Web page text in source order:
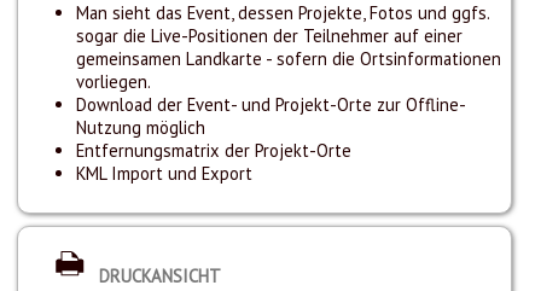
Man sieht das Event, dessen Projekte, Fotos und ggfs.
sogar die Live-Positionen der Teilnehmer auf einer
gemeinsamen Landkarte - sofern die Ortsinformationen
vorliegen.
Download der Event- und Projekt-Orte zur Offline-
Nutzung möglich
Entfernungsmatrix der Projekt-Orte
KML Import und Export
DRUCKANSICHT